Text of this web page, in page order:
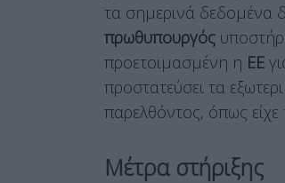
τα σημερινά δεδομένα
πρωθυπουργός
προετοιμασμένη η ΕΕ
προστατεύσει τα
παρελθόντος, όπως είχε
Μέτρα στήριξης